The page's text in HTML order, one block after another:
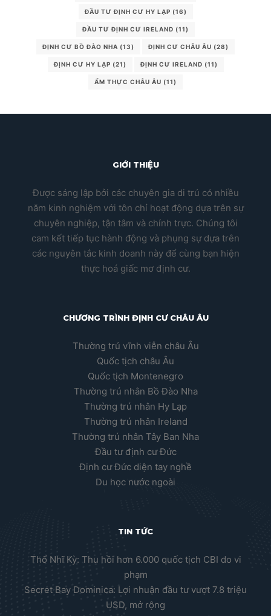
ĐẦU TƯ ĐỊNH CƯ HY LẠP (16)
ĐẦU TƯ ĐỊNH CƯ IRELAND (11)
ĐỊNH CƯ BỒ ĐÀO NHA (13) ĐỊNH CƯ CHÂU ÂU (28)
ĐỊNH CƯ HY LẠP (21) ĐỊNH CƯ IRELAND (11)
ẨM THỰC CHÂU ÂU (11)
GIỚI THIỆU
Được sáng lập bởi các chuyên gia di trú có nhiều
năm kinh nghiệm với tôn chỉ hoạt động dựa trên sự
chuyên nghiệp, tận tâm và chính trực. Chúng tôi
cam kết tiếp tục hành động và phụng sự dựa trên
các nguyên tắc kinh doanh này để cùng bạn hiện
thực hoá giấc mơ định cư.
CHƯƠNG TRÌNH ĐỊNH CƯ CHÂU ÂU
Thường trú vĩnh viễn châu Âu
Quốc tịch châu Âu
Quốc tịch Montenegro
Thường trú nhân Bồ Đào Nha
Thường trú nhân Hy Lạp
Thường trú nhân Ireland
Thường trú nhân Tây Ban Nha
Đầu tư định cư Đức
Định cư Đức diện tay nghề
Du học nước ngoài
TIN TỨC
Thổ Nhĩ Kỳ: Thu hồi hơn 6.000 quốc tịch CBI do vi
phạm
Secret Bay Dominica: Lợi nhuận đầu tư vượt 7.8 triệu
USD, mở rộng